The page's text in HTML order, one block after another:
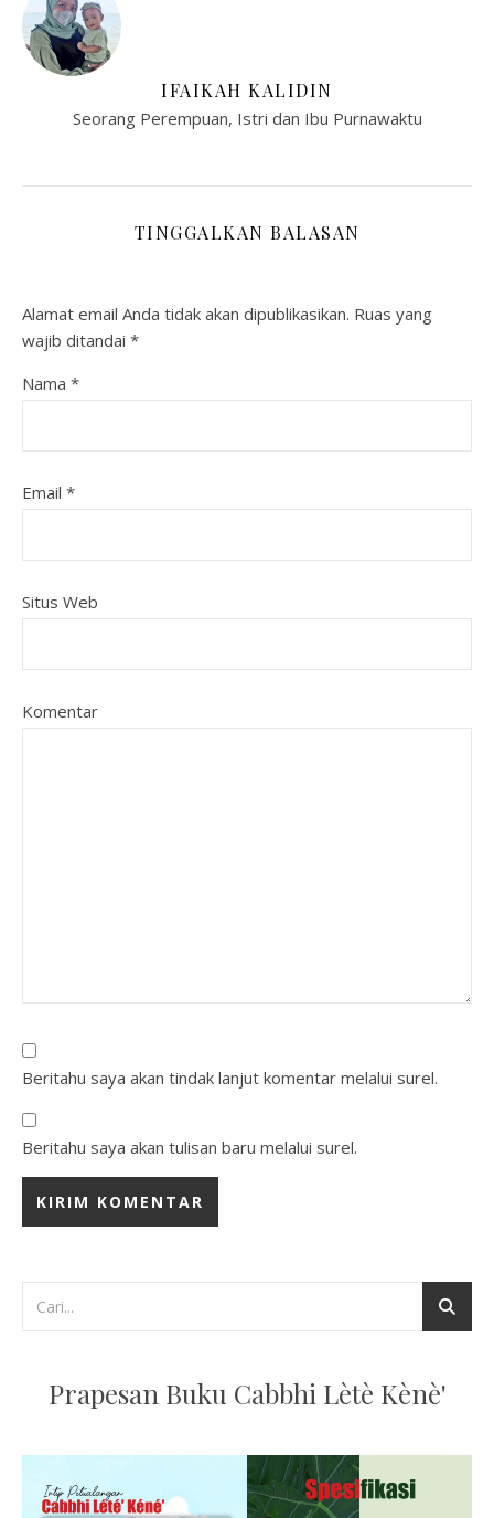
IFAIKAH KALIDIN
Seorang Perempuan, Istri dan Ibu Purnawaktu
TINGGALKAN BALASAN
Alamat email Anda tidak akan dipublikasikan. Ruas yang
wajib ditandai *
Nama *
Email *
Situs Web
Komentar
Beritahu saya akan tindak lanjut komentar melalui surel.
Beritahu saya akan tulisan baru melalui surel.
Prapesan Buku Cabbhi Lètè Kènè'